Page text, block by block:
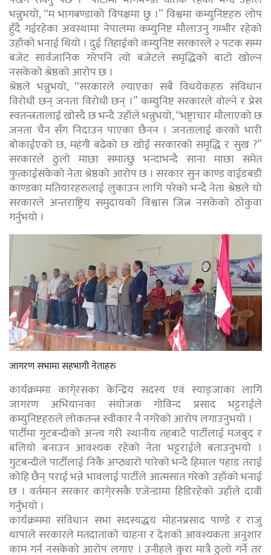
भन्नुभयो, “म भागबण्डाको विपक्षमा छु ।” विश्वमा कम्युनिष्टहरु लोप
हुँदै गईरहेका अवस्थामा नेपालमा कम्युनिष्ट मौलाउनु गम्भीर रहेको
उहाँको भनाई थियो । दुई तिहाईको कम्युनिष्ट सरकारले २ पटक सम्म
बजेट सार्वजानिक गरेपनि त्यो बजेटले समृद्धिको बाटो खोल्न
नसकेको श्रेष्ठको आरोप छ ।
श्रेष्ठले भन्नुभयो, “सरकारले ल्याएका सबै विधयेकहरु संविधान
विरोधी छन् जनता विरोधी छन् ।” कम्युनिष्ट सरकारले वोल्ने र प्रेस
स्वतन्त्रतालाई खोस्दै छ भन्दै उहाँले भन्नुभयो, “भष्ट्राचार मौलाएको छ
जनता चैन सँग निदाउन पाएका छैनन । जनतालाई करको भारी
बोकाईएको छ, महंगी बढेको छ खोई सरकारको समृद्धि र सुख ?”
सरकारले ठुलो माछा समात्छु भन्दाभन्दै साना माछा समेत
फुत्काईसकेको नेता श्रेष्ठको आरोप छ । सरकार सुन काण्ड वाईडबडी
काण्डका मतियारहरुलाई लुकाउन लागि परेको भन्दै नेता श्रेष्ठले यो
सरकारले अन्तराष्ट्रिय समुदायको विश्वास जित्न नसकेको ठोकुवा
गर्नुभयो ।
जागरण सभामा सहभागी नेताहरु
कार्यक्रममा कागे्रसका केन्द्रिय सदस्य एवं स्याङ्जाका लागि
जागरण अभियानका संयोजक गोविन्द प्रसाद भट्टराईले
कम्युनिष्टहरुले लोकतन्त्र स्वीकार नै नगरेको आरोप लगाउनुभयो ।
पार्टीमा गुटबन्दीको अन्त्य गरी स्थानीय तहबाटै पार्टीलाई मजबुद र
बलियो बनाउन आवश्यक रहेको नेता भट्टराईले बताउनुभयो ।
गुटबन्दीले पार्टीलाई निकै अप्ठ्यारो पारेको भन्दै हिमाल पहाड तराई
कोहि छैन् पराई भन्ने भावलाई पार्टीले आत्मसात गरेको उहाँको भनाई
छ । वर्तमान सरकार कागे्रसकै एजेन्डामा हिडिरहेको उहाँले दावी
गर्नुभयो ।
कार्यक्रममा संविधान सभा सदस्यद्धय मोहनप्रसाद पाण्डे र राजु
थापाले सरकारले मतदाताको चाहना र देशको आवश्यकता अनुशार
काम गर्न नसकेको आरोप लगाए । उनीहले कुरा मात्रै ठुलो गर्ने तर